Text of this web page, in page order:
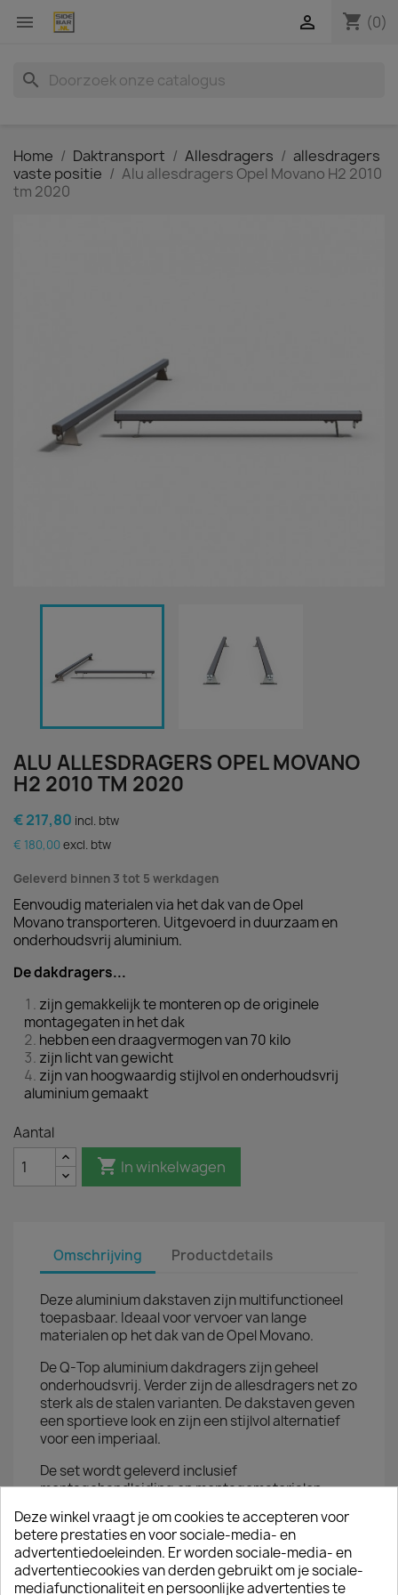
 shopping_cart (0)

search
Home Daktransport Allesdragers
allesdragers
vaste positie
Alu allesdragers Opel Movano H2 2010
tm 2020
ALU ALLESDRAGERS OPEL MOVANO
H2 2010 TM 2020
€ 217,80 incl. btw
€ 180,00 excl. btw
Geleverd binnen 3 tot 5 werkdagen
Eenvoudig materialen via het dak van de Opel
Movano transporteren. Uitgevoerd in duurzaam en
onderhoudsvrij aluminium.
De dakdragers...
zijn gemakkelijk te monteren op de originele
montagegaten in het dak
hebben een draagvermogen van 70 kilo
zijn licht van gewicht
zijn van hoogwaardig stijlvol en onderhoudsvrij
aluminium gemaakt
Aantal
 In winkelwagen
Omschrijving Productdetails
Deze aluminium dakstaven zijn multifunctioneel
toepasbaar. Ideaal voor vervoer van lange
materialen op het dak van de Opel Movano.
De Q-Top aluminium dakdragers zijn geheel
onderhoudsvrij. Verder zijn de allesdragers net zo
sterk als de stalen varianten. De dakstaven geven
een sportieve look en zijn een stijlvol alternatief
voor een imperiaal.
De set wordt geleverd inclusief
montagehandleiding en montagematerialen.
De dakdragers...
zijn gemakkelijk te monteren op de originele
montagegaten in het dak
hebben een draagvermogen van 70 kilo
Deze winkel vraagt je om cookies te accepteren voor
betere prestaties en voor sociale-media- en
advertentiedoeleinden. Er worden sociale-media- en
advertentiecookies van derden gebruikt om je sociale-
mediafunctionaliteit en persoonlijke advertenties te